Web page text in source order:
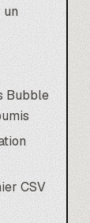
un
Bubble
CSV